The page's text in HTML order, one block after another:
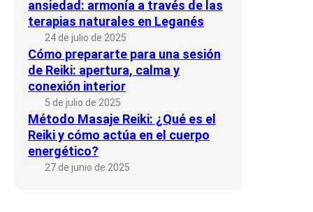
ansiedad: armonía a través de las
terapias naturales en Leganés
24 de julio de 2025
Cómo prepararte para una sesión
de Reiki: apertura, calma y
conexión interior
5 de julio de 2025
Método Masaje Reiki: ¿Qué es el
Reiki y cómo actúa en el cuerpo
energético?
27 de junio de 2025